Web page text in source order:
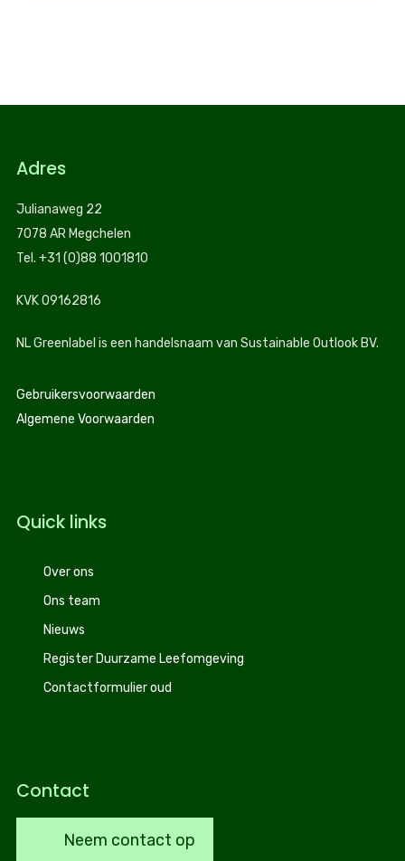
Adres
Julianaweg 22
7078 AR Megchelen
Tel. +31 (0)88 1001810
KVK 09162816
NL Greenlabel is een handelsnaam van Sustainable Outlook BV.
Gebruikersvoorwaarden
Algemene Voorwaarden
Quick links
Over ons
Ons team
Nieuws
Register Duurzame Leefomgeving
Contactformulier oud
Contact
Neem contact op